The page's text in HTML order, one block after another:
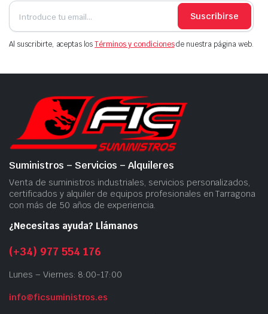
Suscribirse
Al suscribirte, aceptas losTérminos y condicionesde nuestra página web.
Suministros – Servicios – Alquileres
Venta de suministros industriales, servicios personalizados,
certificados y alquiler de equipos profesionales en Tarragona
con más de 50 años de experiencia.
¿Necesitas ayuda? Llámanos
(+34) 977 554 176
Lunes – Viernes: 8:00-17:00
info@ficsuministros.es